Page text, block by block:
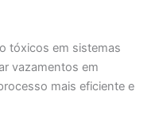
tóxicos em sistemas
vazamentos em
mais eficiente e